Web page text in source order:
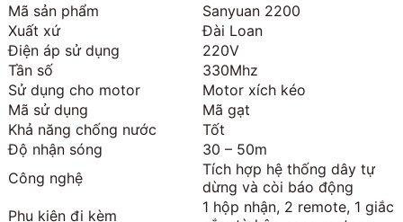
Mã sản phẩm
Sanyuan 2200
Xuất xứ
Đài Loan
Điện áp sử dụng
220V
Tần số
330Mhz
Sử dụng cho motor
Motor xích kéo
Mã sử dụng
Mã gạt
Khả năng chống nước
Tốt
Độ nhận sóng
30 – 50m
Công nghệ
Tích hợp hệ thống dây tự
dừng và còi báo động
Phụ kiện đi kèm
1 hộp nhận, 2 remote, 1 giắc